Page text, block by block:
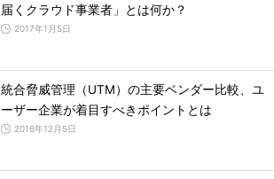
届くクラウド事業者」とは何か？
2017年1月5日
統合脅威管理（UTM）の主要ベンダー比較、ユ
ーザー企業が着目すべきポイントとは
2016年12月5日